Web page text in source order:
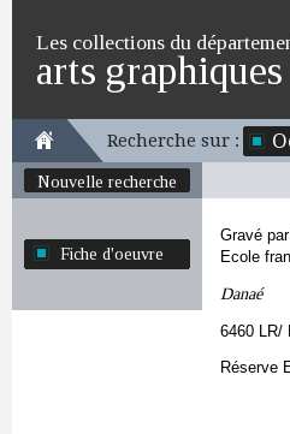
Les collections du
arts graphiques
Recherche sur :
Nouvelle recherche
Fiche d'oeuvre
Gravé par
Ecole
Danaé
6460 LR/
Réserve